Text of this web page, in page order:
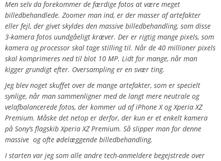
Men selv da forekommer de færdige fotos at være meget
billedbehandlede. Zoomer man ind, er der masser af artefakter
eller fejl, der givet skyldes den massive billedbehandling, som disse
3-kamera fotos uundgåeligt kræver. Der er rigtig mange pixels, som
kamera og processor skal tage stilling til. Når de 40 millioner pixels
skal komprimeres ned til blot 10 MP. Lidt for mange, når man
kigger grundigt efter. Oversampling er en svær ting.
Jeg blev noget skuffet over de mange artefakter, som er specielt
synlige, når man sammenligner med de langt mere neutrale og
velafbalancerede fotos, der kommer ud af iPhone X og Xperia XZ
Premium. Måske det netop er derfor, der kun er et enkelt kamera
på Sony’s flagskib Xperia XZ Premium. Så slipper man for denne
massive og ofte ødelæggende billedbehandling.
I starten var jeg som alle andre tech-anmeldere begejstrede over